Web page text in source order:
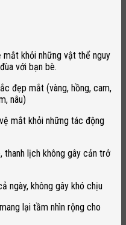
khỏi những vật thể nguy
với bạn bè.
đẹp mắt (vàng, hồng, cam,
nâu)
mắt khỏi những tác động
thanh lịch không gây cản trở
ngày, không gây khó chịu
lại tầm nhìn rộng cho